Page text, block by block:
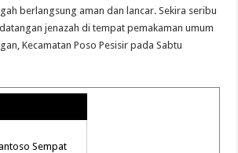
berlangsung aman dan lancar. Sekira seribu
jenazah di tempat pemakaman umum
Kecamatan Poso Pesisir pada Sabtu
Sempat